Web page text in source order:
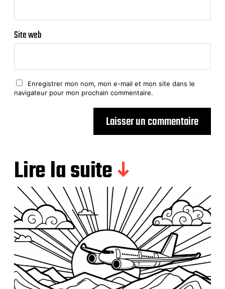
Site web
Enregistrer mon nom, mon e-mail et mon site dans le
navigateur pour mon prochain commentaire.
Lire la suite